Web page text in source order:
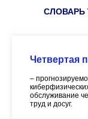
СЛОВАРЬ
Четвертая
–
обслуживание
труд и досуг.